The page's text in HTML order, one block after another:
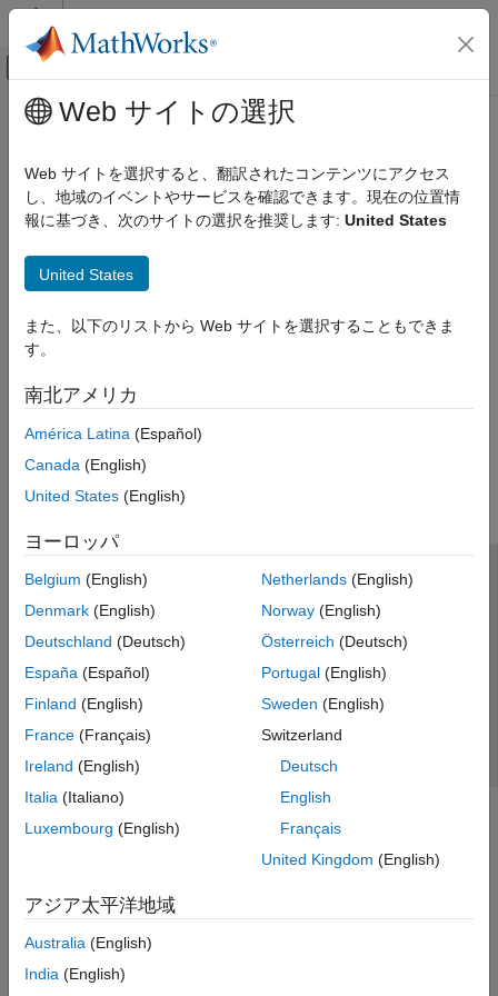
コンテンツへスキップ
オフキャンバス ナビゲーション メ
ドキュメンテーションのホーム
メインコンテンツ
Web サイトの選択
Web サイトを選択すると、翻訳されたコンテンツにアクセス
し、地域のイベントやサービスを確認できます。現在の位置情
報に基づき、次のサイトの選択を推奨します: United States
United States
また、以下のリストから Web サイトを選択することもできま
す。
南北アメリカ
América Latina (Español)
Canada (English)
United States (English)
ヨーロッパ
Belgium (English)
Denmark (English)
Deutschland (Deutsch)
España (Español)
Finland (English)
France (Français)
Ireland (English)
Italia (Italiano)
Luxembourg (English)
Netherlands(English)
Norway(English)
Österreich (Deutsch)
Portugal(English)
Sweden (English)
Switzerland
Deutsch
English
Français
United Kingdom (English)
アジア太平洋地域
Australia (English)
India (English)
トラストセンター
プライバシー ポリシー
違法コピー防止
アプリケーション ステータス
© 1994-2026 The MathWorks, Inc.